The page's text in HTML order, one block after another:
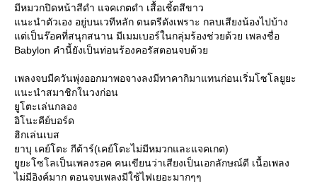
มีหมวกปิดหน้าสีดำ แจคเกตดำ เสื้อเชิ้ตสีขาว
นะนำตัวเอง อยู่บนเวทีหลัก ดนตรีดังเพราะ กลบเสียงน้องไปบ้าง
ต่เป็นร๊อคที่สนุกสนาน มีเมมเบอร์ในกลุ่มร้องช่วยด้วย เพลงชื่อ
Babylon คำนี้ยังเป็นท่อนร้องคอรัสตอนจบด้ว
เพลงจบมีควันพุ่งออกมาพอจางลงมีทาคากิมาแทนก่อนเริ่มโซโลยูยะ
นะนำสมาชิกในวงก่อน
ูโตะเล่นกลอง
อิโนะคีย์บอร์ด
ฮิกเล่นเบส
าบุ เคย์โตะ กีต้าร์(เคย์โตะไม่มีหมวกและแจคเกต)
ูยะโซโลเป็นเพลงรอค คนเขียนว่าเสียงเป็นเอกลักษณ์ดี เนื้อเพลง
ไม่มีอิงค์มาก ตอนจบเพลงมีใช้ไฟเยอะมากๆๆ